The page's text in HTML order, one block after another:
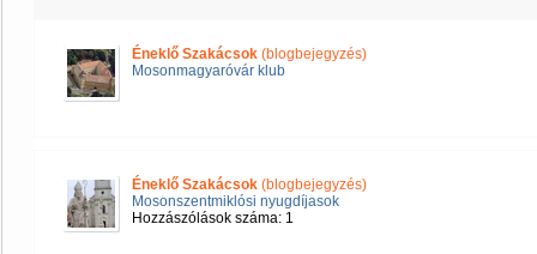
Éneklő Szakácsok (blogbejegyzés)
Mosonmagyaróvár klub
Éneklő Szakácsok (blogbejegyzés)
Mosonszentmiklósi nyugdíjasok
Hozzászólások száma: 1